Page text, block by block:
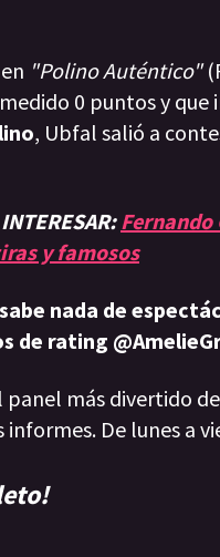
"Polino Auténtico"
0 puntos y que
, Ubfal salió a
Fernando
y famosos
nada de
de rating
panel más divertido
De lunes a